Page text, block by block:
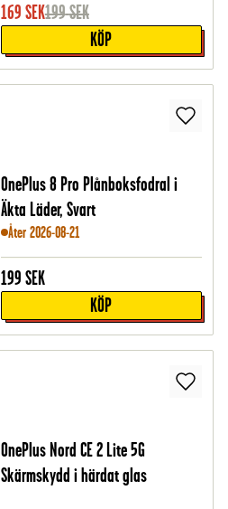
169 SEK199SEK
KÖP
OnePlus 8 Pro Plånboksfodral i
Äkta Läder, Svart
Åter 2026-08-21
199 SEK
KÖP
OnePlus Nord CE 2 Lite 5G
Skärmskydd i härdat glas